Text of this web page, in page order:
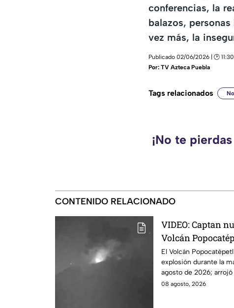
conferencias, la
balazos,
vez más, la
Publicado 02/06/2026 | 🕑 11:30
Por: TV Azteca Puebla
Tags relacionados
¡No te
CONTENIDO RELACIONADO
VIDEO: Captan
Volcán
El Volcán
explosión durante la
agosto de 2026;
caliente.
08 agosto, 2026